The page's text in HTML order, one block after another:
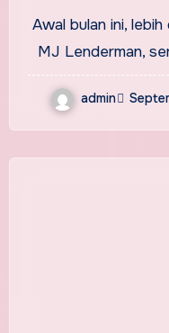
Awal bulan ini, lebih dari 400 musisiâ € ”termasuk
MJ Lenderman,
admin